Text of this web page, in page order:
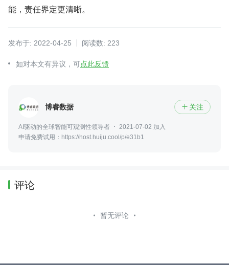
能，责任界定更清晰。
发布于: 2022-04-25 阅读数: 223
如对本文有异议，可点此反馈
博睿数据  关注
AI驱动的全球智能可观测性领导者
2021-07-02 加入
申请免费试用：https://host.huiju.cool/p/e31b1
评论
暂无评论